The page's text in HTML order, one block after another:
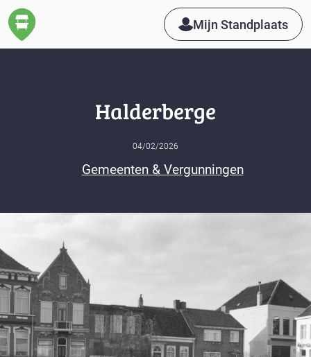
Mijn Standplaats
Halderberge
04/02/2026
Gemeenten & Vergunningen